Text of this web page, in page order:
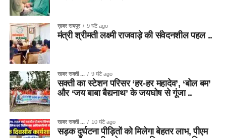
ख़बर रायपुर 9 घंटे ago
मंत्री श्रीमती लक्ष्मी राजवाड़े की संवेदनशील पहल ..
खबर सक्ती ... 9 घंटे ago
सक्ती का स्टेशन परिसर ‘हर-हर महादेव’, ‘बोल बम’
और ‘जय बाबा बैद्यनाथ’ के जयघोष से गूंजा ..
खबर सक्ती ... 10 घंटे ago
सड़क दुर्घटना पीड़ितों को मिलेगा बेहतर लाभ, पीएम